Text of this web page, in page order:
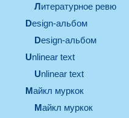
литературное ревю
design-альбом
design-альбом
unlinear text
Unlinear text
майкл муркок
майкл муркок